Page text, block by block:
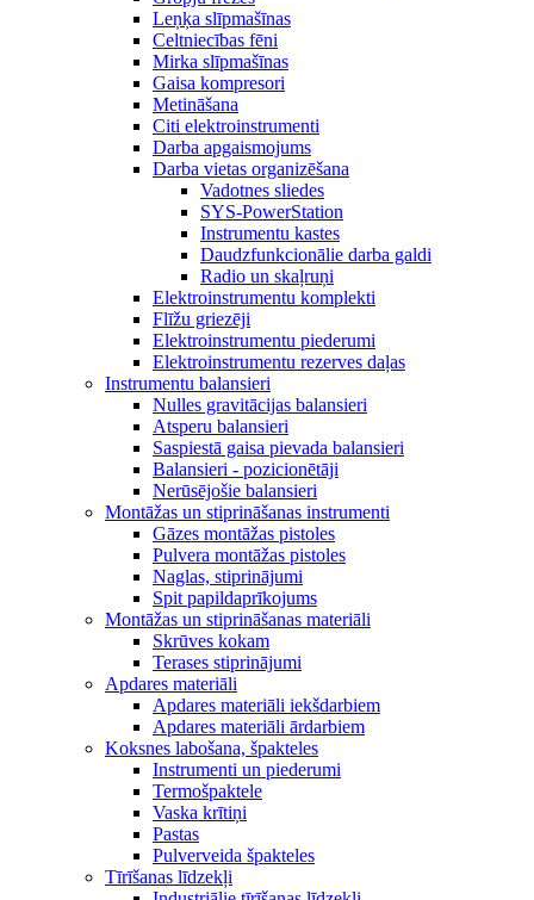
Leņķa slīpmašīnas
Celtniecības fēni
Mirka slīpmašīnas
Gaisa kompresori
Metināšana
Citi elektroinstrumenti
Darba apgaismojums
Darba vietas organizēšana
Vadotnes sliedes
SYS-PowerStation
Instrumentu kastes
Daudzfunkcionālie darba galdi
Radio un skaļruņi
Elektroinstrumentu komplekti
Flīžu griezēji
Elektroinstrumentu piederumi
Elektroinstrumentu rezerves daļas
Instrumentu balansieri
Nulles gravitācijas balansieri
Atsperu balansieri
Saspiestā gaisa pievada balansieri
Balansieri - pozicionētāji
Nerūsējošie balansieri
Montāžas un stiprināšanas instrumenti
Gāzes montāžas pistoles
Pulvera montāžas pistoles
Naglas, stiprinājumi
Spit papildaprīkojums
Montāžas un stiprināšanas materiāli
Skrūves kokam
Terases stiprinājumi
Apdares materiāli
Apdares materiāli iekšdarbiem
Apdares materiāli ārdarbiem
Koksnes labošana, špakteles
Instrumenti un piederumi
Termošpaktele
Vaska krītiņi
Pastas
Pulverveida špakteles
Tīrīšanas līdzekļi